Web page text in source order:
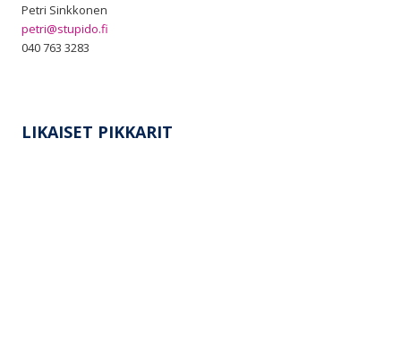
Petri Sinkkonen
petri@stupido.fi
040 763 3283
LIKAISET PIKKARIT